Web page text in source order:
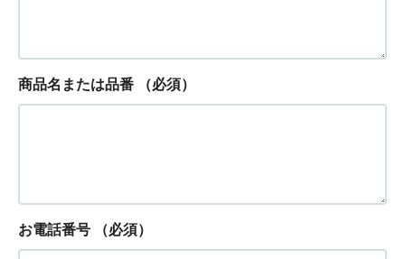
商品名または品番 （必須）
お電話番号 （必須）